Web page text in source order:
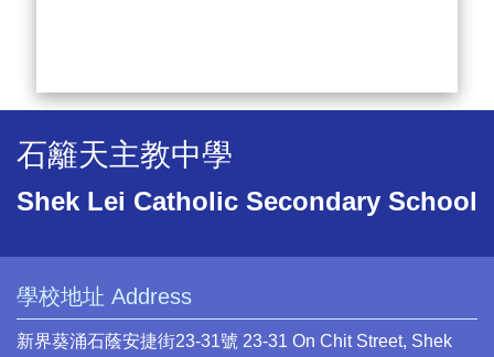
石籬天主教中學
Shek Lei Catholic Secondary School
學校地址 Address
新界葵涌石蔭安捷街23-31號 23-31 On Chit Street, Shek